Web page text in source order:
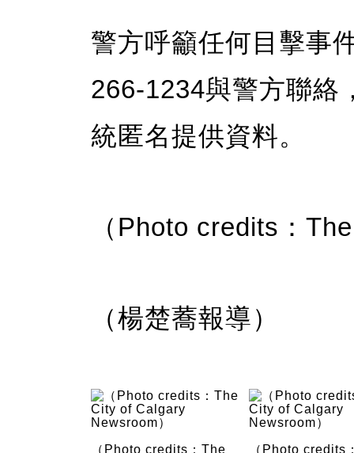
警方呼籲任何目擊事
266-1234與警方聯絡
統匿名提供資料。
（Photo credits：
（楊楚蕎報導）
（Photo credits：The （Photo credits